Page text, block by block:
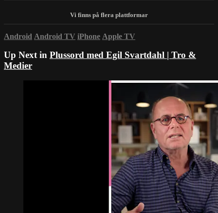
Android Android TV iPhone Apple TV
Up Next in Plussord med Egil Svartdahl | Tro &
Medier